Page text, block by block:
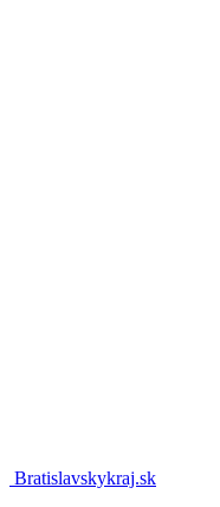
Bratislavskykraj.sk